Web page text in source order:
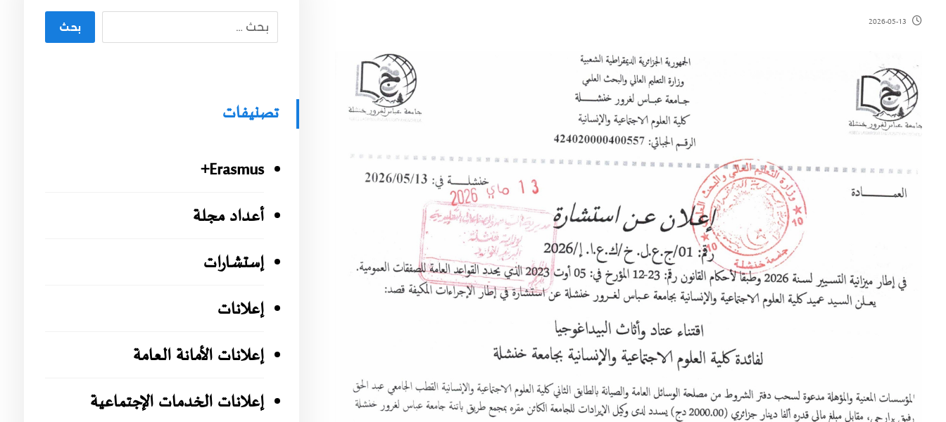
2026-05-13 بحث
تصنيفات
Erasmus+
أعداد مجلة
إستشارات
إعلانات
إعلانات الأمانة العامة
إعلانات الخدمات الإجتماعية